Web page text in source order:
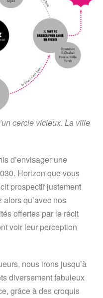
cercle vicieux. La ville
d’envisager une
Horizon que vous
prospectif justement
qu’avec nos
offertes par le récit
voir leur perception
nous irons jusqu’à
diversement fabuleux
grâce à des croquis